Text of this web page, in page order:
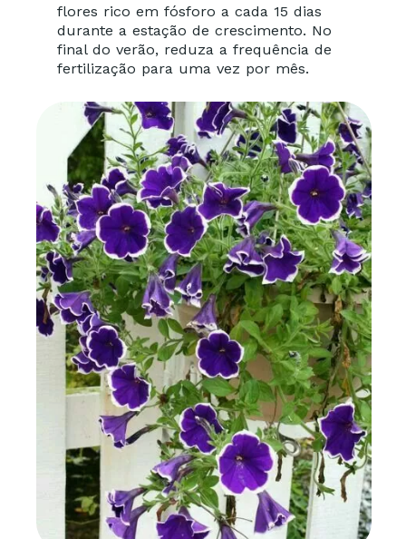
flores rico em fósforo a cada 15 dias
durante a estação de crescimento. No
final do verão, reduza a frequência de
fertilização para uma vez por mês.